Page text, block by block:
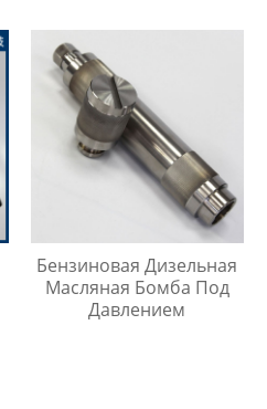
Бензиновая Дизельная
Масляная Бомба Под
Давлением